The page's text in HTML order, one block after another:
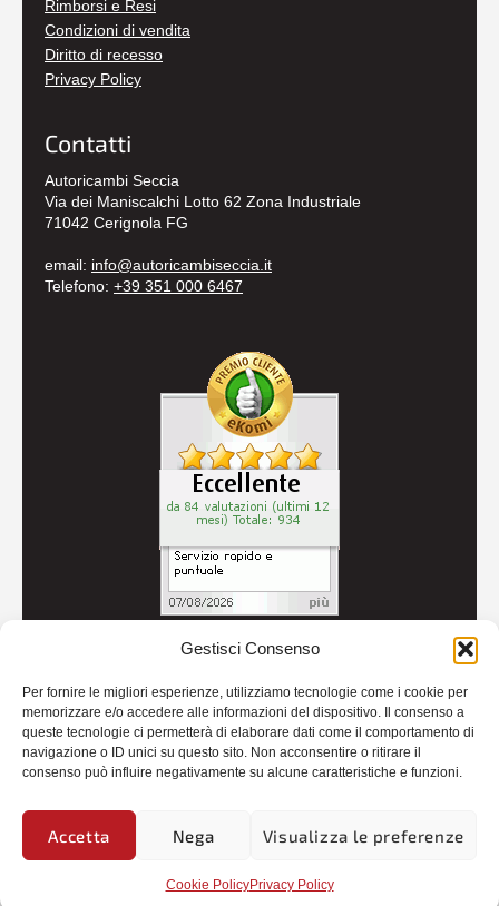
Gestisci Consenso
Per fornire le migliori esperienze, utilizziamo tecnologie come i cookie per
memorizzare e/o accedere alle informazioni del dispositivo. Il consenso a
queste tecnologie ci permetterà di elaborare dati come il comportamento di
navigazione o ID unici su questo sito. Non acconsentire o ritirare il
consenso può influire negativamente su alcune caratteristiche e funzioni.
Accetta Nega Visualizza le preferenze
Cookie PolicyPrivacy Policy
Rimborsi e Resi
Condizioni di vendita
Diritto di recesso
Privacy Policy
Contatti
Autoricambi Seccia
Via dei Maniscalchi Lotto 62 Zona Industriale
71042 Cerignola FG
email: info@autoricambiseccia.it
Telefono: +39 351 000 6467
Credits